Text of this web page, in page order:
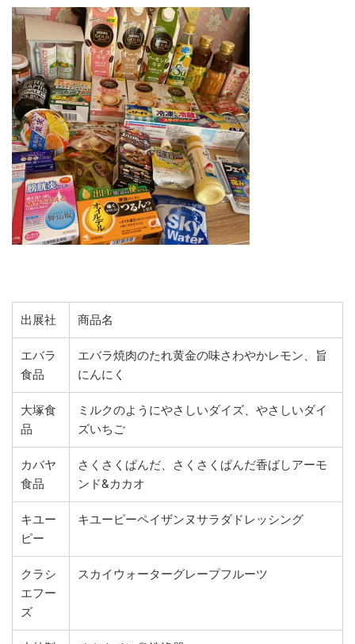
出展社 商品名
エバラ
食品
エバラ焼肉のたれ黄金の味さわやかレモン、旨
にんにく
大塚食
品
ミルクのようにやさしいダイズ、やさしいダイ
ズいちご
カバヤ
食品
さくさくぱんだ、さくさくぱんだ香ばしアーモ
ンド&カカオ
キユー
ピー
キユーピーペイザンヌサラダドレッシング
クラシ
エフー
ズ
スカイウォーターグレープフルーツ